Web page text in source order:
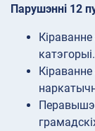
Парушэнні 12
катэгорыі.